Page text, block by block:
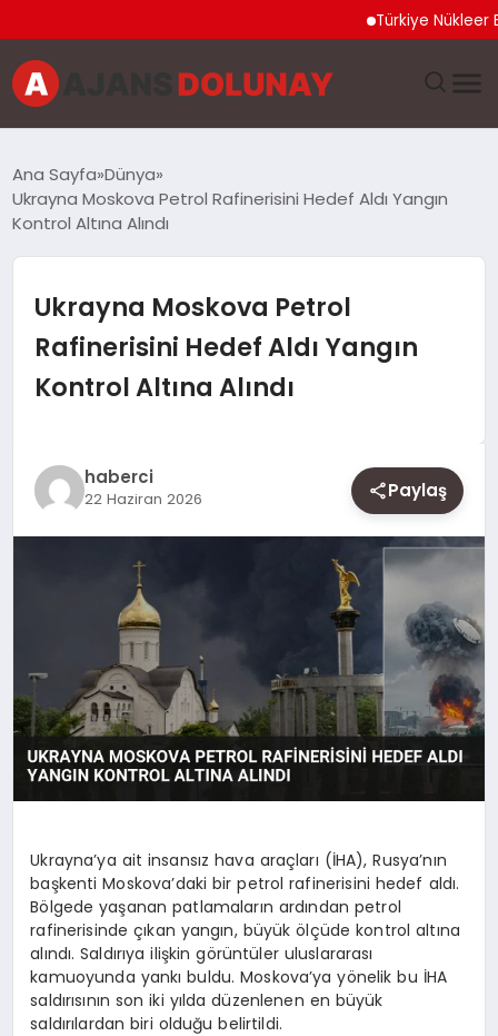
Türkiye Nükleer Bilim
EĞITIM
GÜNCEL
SAĞLIK
YAŞAM
Ana Sayfa Dünya
Ukrayna Moskova Petrol Rafinerisini Hedef Aldı Yangın
Kontrol Altına Alındı
Ukrayna Moskova Petrol
Rafinerisini Hedef Aldı Yangın
Kontrol Altına Alındı
haberci
22 Haziran 2026 Paylaş
Ukrayna’ya ait insansız hava araçları (İHA), Rusya’nın
başkenti Moskova’daki bir petrol rafinerisini hedef aldı.
Bölgede yaşanan patlamaların ardından petrol
rafinerisinde çıkan yangın, büyük ölçüde kontrol altına
alındı. Saldırıya ilişkin görüntüler uluslararası
kamuoyunda yankı buldu. Moskova’ya yönelik bu İHA
saldırısının son iki yılda düzenlenen en büyük
saldırılardan biri olduğu belirtildi.